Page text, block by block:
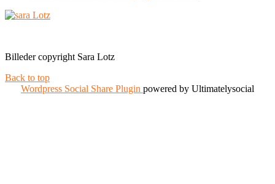
Billeder copyright Sara Lotz
Back to top
Wordpress Social Share Plugin powered by Ultimatelysocial